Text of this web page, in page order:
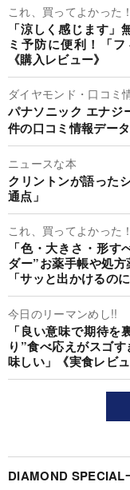
これ、買ってよかった！
「涼しく感じます
ミ予防に便利！「
《購入レビュー》
ダイヤモンド・口コミ
パナソニック エナジ
件の口コミ情報データ
ニュースな本
クリントンが語った
通点」
これ、買ってよかった！
「色・大きさ・形
ダー”お薬手帳や処
「サッと出かけるの
今日のリーマンめし!!
「良い意味で期待
り”食べ応えがスゴ
味しい」《実食レビュ
DIAMOND SPECIAL